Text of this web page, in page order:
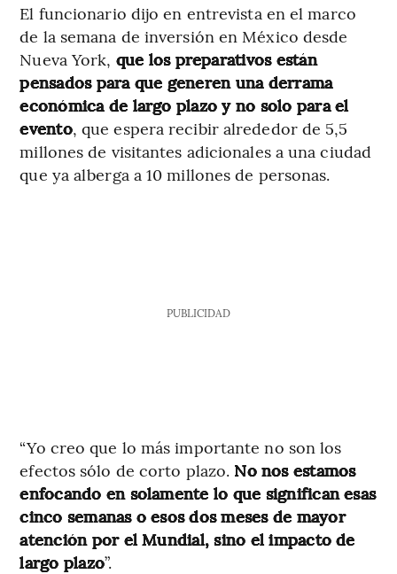
El funcionario dijo en entrevista en el marco
de la semana de inversión en México desde
Nueva York, que los preparativos están
pensados para que generen una derrama
económica de largo plazo y no solo para el
evento, que espera recibir alrededor de 5,5
millones de visitantes adicionales a una ciudad
que ya alberga a 10 millones de personas.
PUBLICIDAD
“Yo creo que lo más importante no son los
efectos sólo de corto plazo. No nos estamos
enfocando en solamente lo que significan esas
cinco semanas o esos dos meses de mayor
atención por el Mundial, sino el impacto de
largo plazo”.